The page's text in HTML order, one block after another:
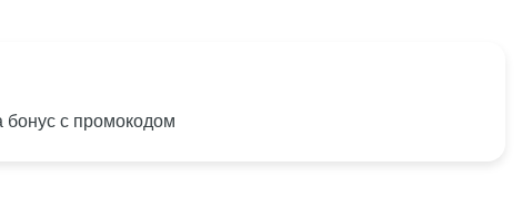
бонус с промокодом